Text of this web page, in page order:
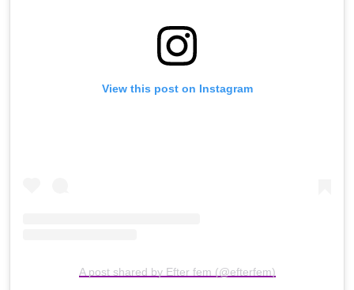
View this post on Instagram
A post shared by Efter fem (@efterfem)